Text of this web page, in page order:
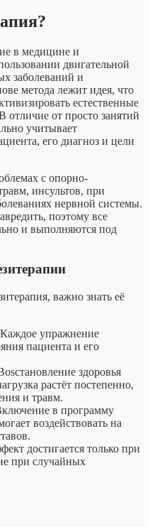
в медицине и
двигательной
заболеваний и
метода лежит идея, что
естественные
отличие от просто занятий
учитывает
его диагноз и цели
с опорно-
инсультов, при
нервной системы.
поэтому все
и выполняются под
важно знать её
Каждое упражнение
пациента и его
здоровья
растёт постепенно,
и травм.
в программу
воздействовать на
достигается только при
при случайных